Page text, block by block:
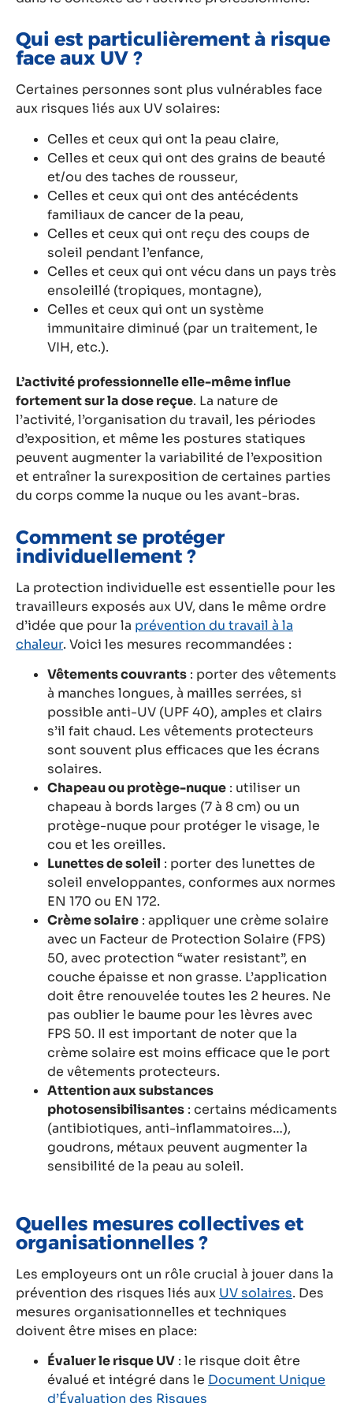
Qui est particulièrement à risque
face aux UV ?
Certaines personnes sont plus vulnérables face
aux risques liés aux UV solaires:
Celles et ceux qui ont la peau claire,
Celles et ceux qui ont des grains de beauté
et/ou des taches de rousseur,
Celles et ceux qui ont des antécédents
familiaux de cancer de la peau,
Celles et ceux qui ont reçu des coups de
soleil pendant l’enfance,
Celles et ceux qui ont vécu dans un pays très
ensoleillé (tropiques, montagne),
Celles et ceux qui ont un système
immunitaire diminué (par un traitement, le
VIH, etc.).
L’activité professionnelle elle-même influe
fortement sur la dose reçue. La nature de
l’activité, l’organisation du travail, les périodes
d’exposition, et même les postures statiques
peuvent augmenter la variabilité de l’exposition
et entraîner la surexposition de certaines parties
du corps comme la nuque ou les avant-bras.
Comment se protéger
individuellement ?
La protection individuelle est essentielle pour les
travailleurs exposés aux UV, dans le même ordre
d’idée que pour la prévention du travail à la
chaleur. Voici les mesures recommandées :
Vêtements couvrants : porter des vêtements
à manches longues, à mailles serrées, si
possible anti-UV (UPF 40), amples et clairs
s’il fait chaud. Les vêtements protecteurs
sont souvent plus efficaces que les écrans
solaires.
Chapeau ou protège-nuque : utiliser un
chapeau à bords larges (7 à 8 cm) ou un
protège-nuque pour protéger le visage, le
cou et les oreilles.
Lunettes de soleil : porter des lunettes de
soleil enveloppantes, conformes aux normes
EN 170 ou EN 172.
Crème solaire : appliquer une crème solaire
avec un Facteur de Protection Solaire (FPS)
50, avec protection “water resistant”, en
couche épaisse et non grasse. L’application
doit être renouvelée toutes les 2 heures. Ne
pas oublier le baume pour les lèvres avec
FPS 50. Il est important de noter que la
crème solaire est moins efficace que le port
de vêtements protecteurs.
Attention aux substances
photosensibilisantes : certains médicaments
(antibiotiques, anti-inflammatoires…),
goudrons, métaux peuvent augmenter la
sensibilité de la peau au soleil.
Quelles mesures collectives et
organisationnelles ?
Les employeurs ont un rôle crucial à jouer dans la
prévention des risques liés aux UV solaires. Des
mesures organisationnelles et techniques
doivent être mises en place:
Évaluer le risque UV : le risque doit être
évalué et intégré dans le Document Unique
d’Évaluation des Risques